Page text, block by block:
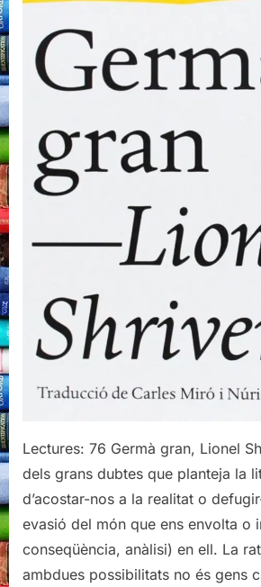
Lectures: 76 Germà gran, Lionel
dels grans dubtes que planteja la
d’acostar-nos a la realitat o
evasió del món que ens envolta o
conseqüència, anàlisi) en ell. La
ambdues possibilitats no és gens